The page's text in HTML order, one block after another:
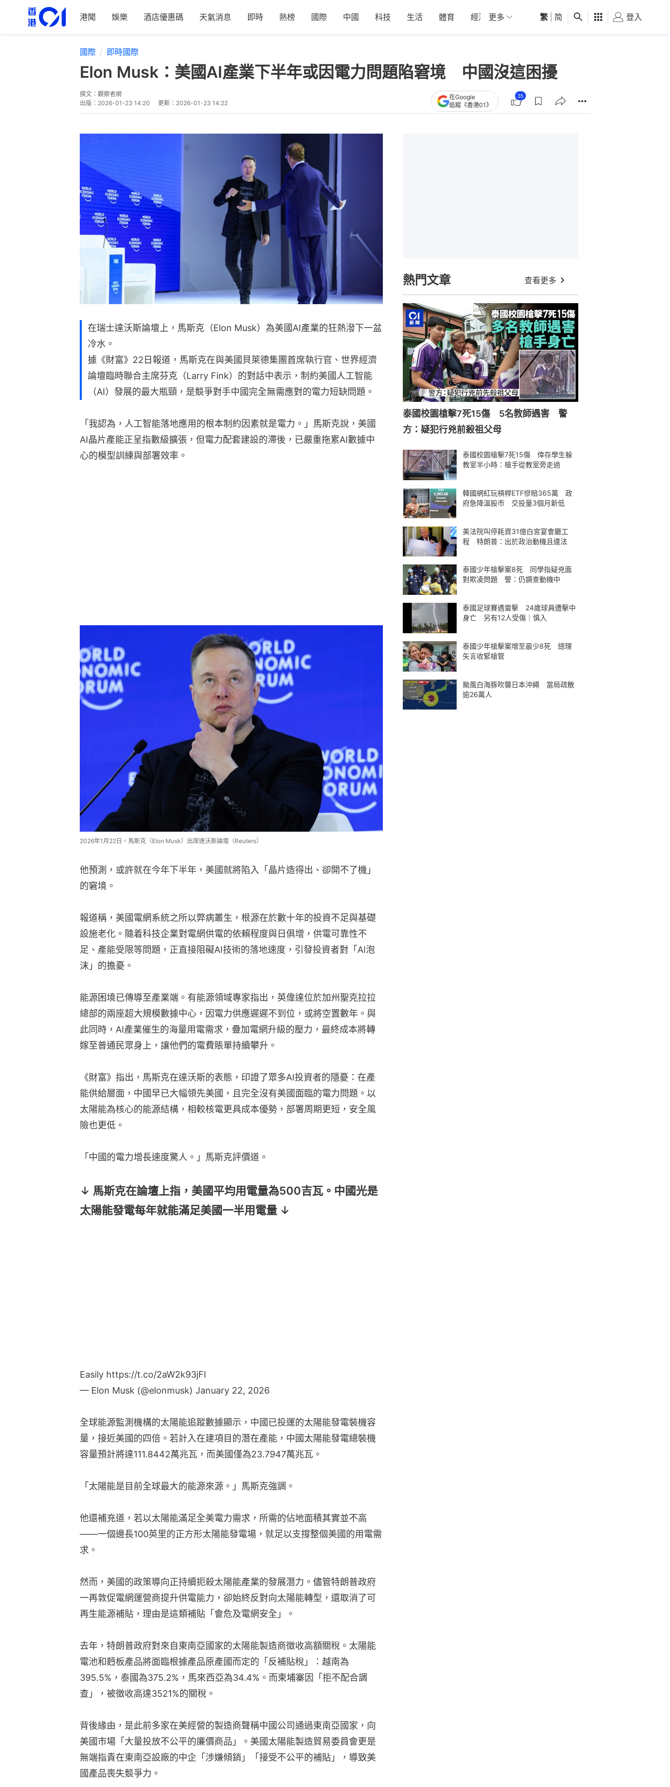
港聞 娛樂 酒店優惠碼 天氣消息 即時 熱榜 國際 中國 科技 生活 體育 經濟 01深圳 觀點 健康 好食玩飛
更多 繁 简 登入
國際 即時國際
Elon Musk：美國AI產業下半年或因電力問題陷窘境 中國沒這困擾
撰文： 觀察者網
出版： 2026-01-23 14:20 更新： 2026-01-23 14:22
在Google
追蹤《香港01》
35
在瑞士達沃斯論壇上，馬斯克（Elon Musk）為美國AI產業的狂熱潑下一盆
冷水。
據《財富》22日報道，馬斯克在與美國貝萊德集團首席執行官、世界經濟
論壇臨時聯合主席芬克（Larry Fink）的對話中表示，制約美國人工智能
（AI）發展的最大瓶頸，是競爭對手中國完全無需應對的電力短缺問題。
「我認為，人工智能落地應用的根本制約因素就是電力。」馬斯克說，美國
AI晶片產能正呈指數級擴張，但電力配套建設的滯後，已嚴重拖累AI數據中
心的模型訓練與部署效率。
2026年1月22日，馬斯克（Elon Musk）出席達沃斯論壇（Reuters）
他預測，或許就在今年下半年，美國就將陷入「晶片造得出、卻開不了機」
的窘境。
報道稱，美國電網系統之所以弊病叢生，根源在於數十年的投資不足與基礎
設施老化。隨着科技企業對電網供電的依賴程度與日俱增，供電可靠性不
足、產能受限等問題，正直接阻礙AI技術的落地速度，引發投資者對「AI泡
沫」的擔憂。
能源困境已傳導至產業端。有能源領域專家指出，英偉達位於加州聖克拉拉
總部的兩座超大規模數據中心，因電力供應遲遲不到位，或將空置數年。與
此同時，AI產業催生的海量用電需求，疊加電網升級的壓力，最終成本將轉
嫁至普通民眾身上，讓他們的電費賬單持續攀升。
《財富》指出，馬斯克在達沃斯的表態，印證了眾多AI投資者的隱憂：在產
能供給層面，中國早已大幅領先美國，且完全沒有美國面臨的電力問題。以
太陽能為核心的能源結構，相較核電更具成本優勢，部署周期更短，安全風
險也更低。
「中國的電力增長速度驚人。」馬斯克評價道。
↓ 馬斯克在論壇上指，美國平均用電量為500吉瓦。中國光是
太陽能發電每年就能滿足美國一半用電量 ↓
Easily https://t.co/2aW2k93jFl
— Elon Musk (@elonmusk) January 22, 2026
全球能源監測機構的太陽能追蹤數據顯示，中國已投運的太陽能發電裝機容
量，接近美國的四倍。若計入在建項目的潛在產能，中國太陽能發電總裝機
容量預計將達111.8442萬兆瓦，而美國僅為23.7947萬兆瓦。
「太陽能是目前全球最大的能源來源。」馬斯克強調。
他還補充道，若以太陽能滿足全美電力需求，所需的佔地面積其實並不高
——一個邊長100英里的正方形太陽能發電場，就足以支撐整個美國的用電需
求。
然而，美國的政策導向正持續扼殺太陽能產業的發展潛力。儘管特朗普政府
一再敦促電網運營商提升供電能力，卻始終反對向太陽能轉型，還取消了可
再生能源補貼，理由是這類補貼「會危及電網安全」。
去年，特朗普政府對來自東南亞國家的太陽能製造商徵收高額關稅。太陽能
電池和麪板產品將面臨根據產品原產國而定的「反補貼稅」：越南為
395.5%，泰國為375.2%，馬來西亞為34.4%。而柬埔寨因「拒不配合調
查」，被徵收高達3521%的關稅。
背後緣由，是此前多家在美經營的製造商聲稱中國公司通過東南亞國家，向
美國市場「大量投放不公平的廉價商品」。美國太陽能製造貿易委員會更是
無端指責在東南亞設廠的中企「涉嫌傾銷」「接受不公平的補貼」，導致美
國產品喪失競爭力。
熱門文章 查看更多
泰國校園槍擊7死15傷 5名教師遇害 警
方：疑犯行兇前殺祖父母
泰國校園槍擊7死15傷 倖存學生躲
教室半小時：槍手從教室旁走過
韓國網紅玩槓桿ETF慘賠365萬 政
府急降溫股市 交投量3個月新低
美法院叫停耗資31億白宮宴會廳工
程 特朗普：出於政治動機且違法
泰國少年槍擊案8死 同學指疑兇面
對欺凌問題 警：仍調查動機中
泰國足球賽遇雷擊 24歲球員遭擊中
身亡 另有12人受傷｜慎入
泰國少年槍擊案增至最少8死 總理
矢言收緊槍管
颱風白海豚吹襲日本沖繩 當局疏散
逾26萬人